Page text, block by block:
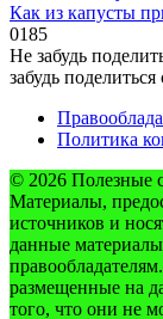
Как из капусты
0185
Не забудь
забудь
Политика
© 2026 Полезные
Материалы,
источников и
данные
размещенные на
того, что они не